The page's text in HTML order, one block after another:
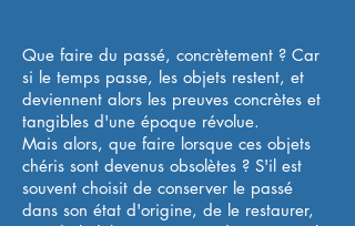
Que faire du passé, concrètement ? Car
si le temps passe, les objets restent, et
deviennent alors les preuves concrètes et
tangibles d'une époque révolue.
Mais alors, que faire lorsque ces objets
chéris sont devenus obsolètes ? S'il est
souvent choisit de conserver le passé
dans son état d'origine, de le restaurer,